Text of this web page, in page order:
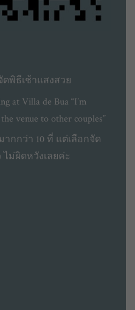
พิธีเช้าแสงสวย
at Villa de Bua “I’m
venue to other couples”
ากกว่า 10 ที่ แต่เลือกจัด
ม่ผิดหวังเลยค่ะ